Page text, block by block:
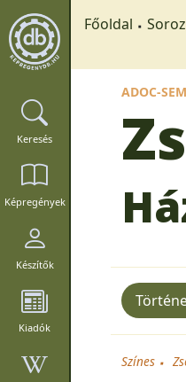
Keresés
Képregények
Készítők
Kiadók
Főoldal
ADOC-
Színes